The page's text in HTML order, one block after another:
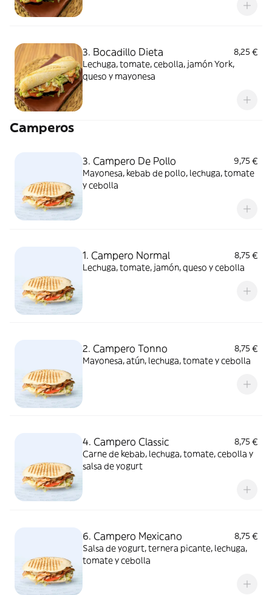
3. Bocadillo Dieta
8,25 €
Lechuga, tomate, cebolla, jamón York,
queso y mayonesa
Camperos
3. Campero De Pollo
9,75 €
Mayonesa, kebab de pollo, lechuga, tomate
y cebolla
1. Campero Normal
8,75 €
Lechuga, tomate, jamón, queso y cebolla
2. Campero Tonno
8,75 €
Mayonesa, atún, lechuga, tomate y cebolla
4. Campero Classic
8,75 €
Carne de kebab, lechuga, tomate, cebolla y
salsa de yogurt
6. Campero Mexicano
8,75 €
Salsa de yogurt, ternera picante, lechuga,
tomate y cebolla